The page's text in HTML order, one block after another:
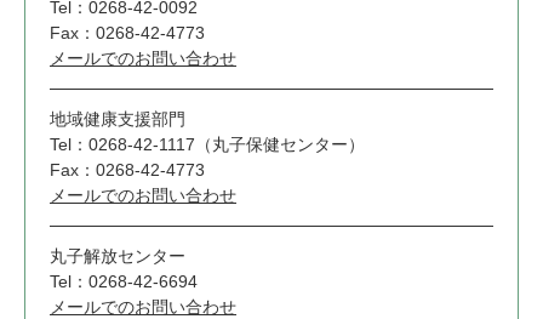
Tel：0268-42-0092
Fax：0268-42-4773
メールでのお問い合わせ
地域健康支援部門
Tel：0268-42-1117（丸子保健センター）
Fax：0268-42-4773
メールでのお問い合わせ
丸子解放センター
Tel：0268-42-6694
メールでのお問い合わせ